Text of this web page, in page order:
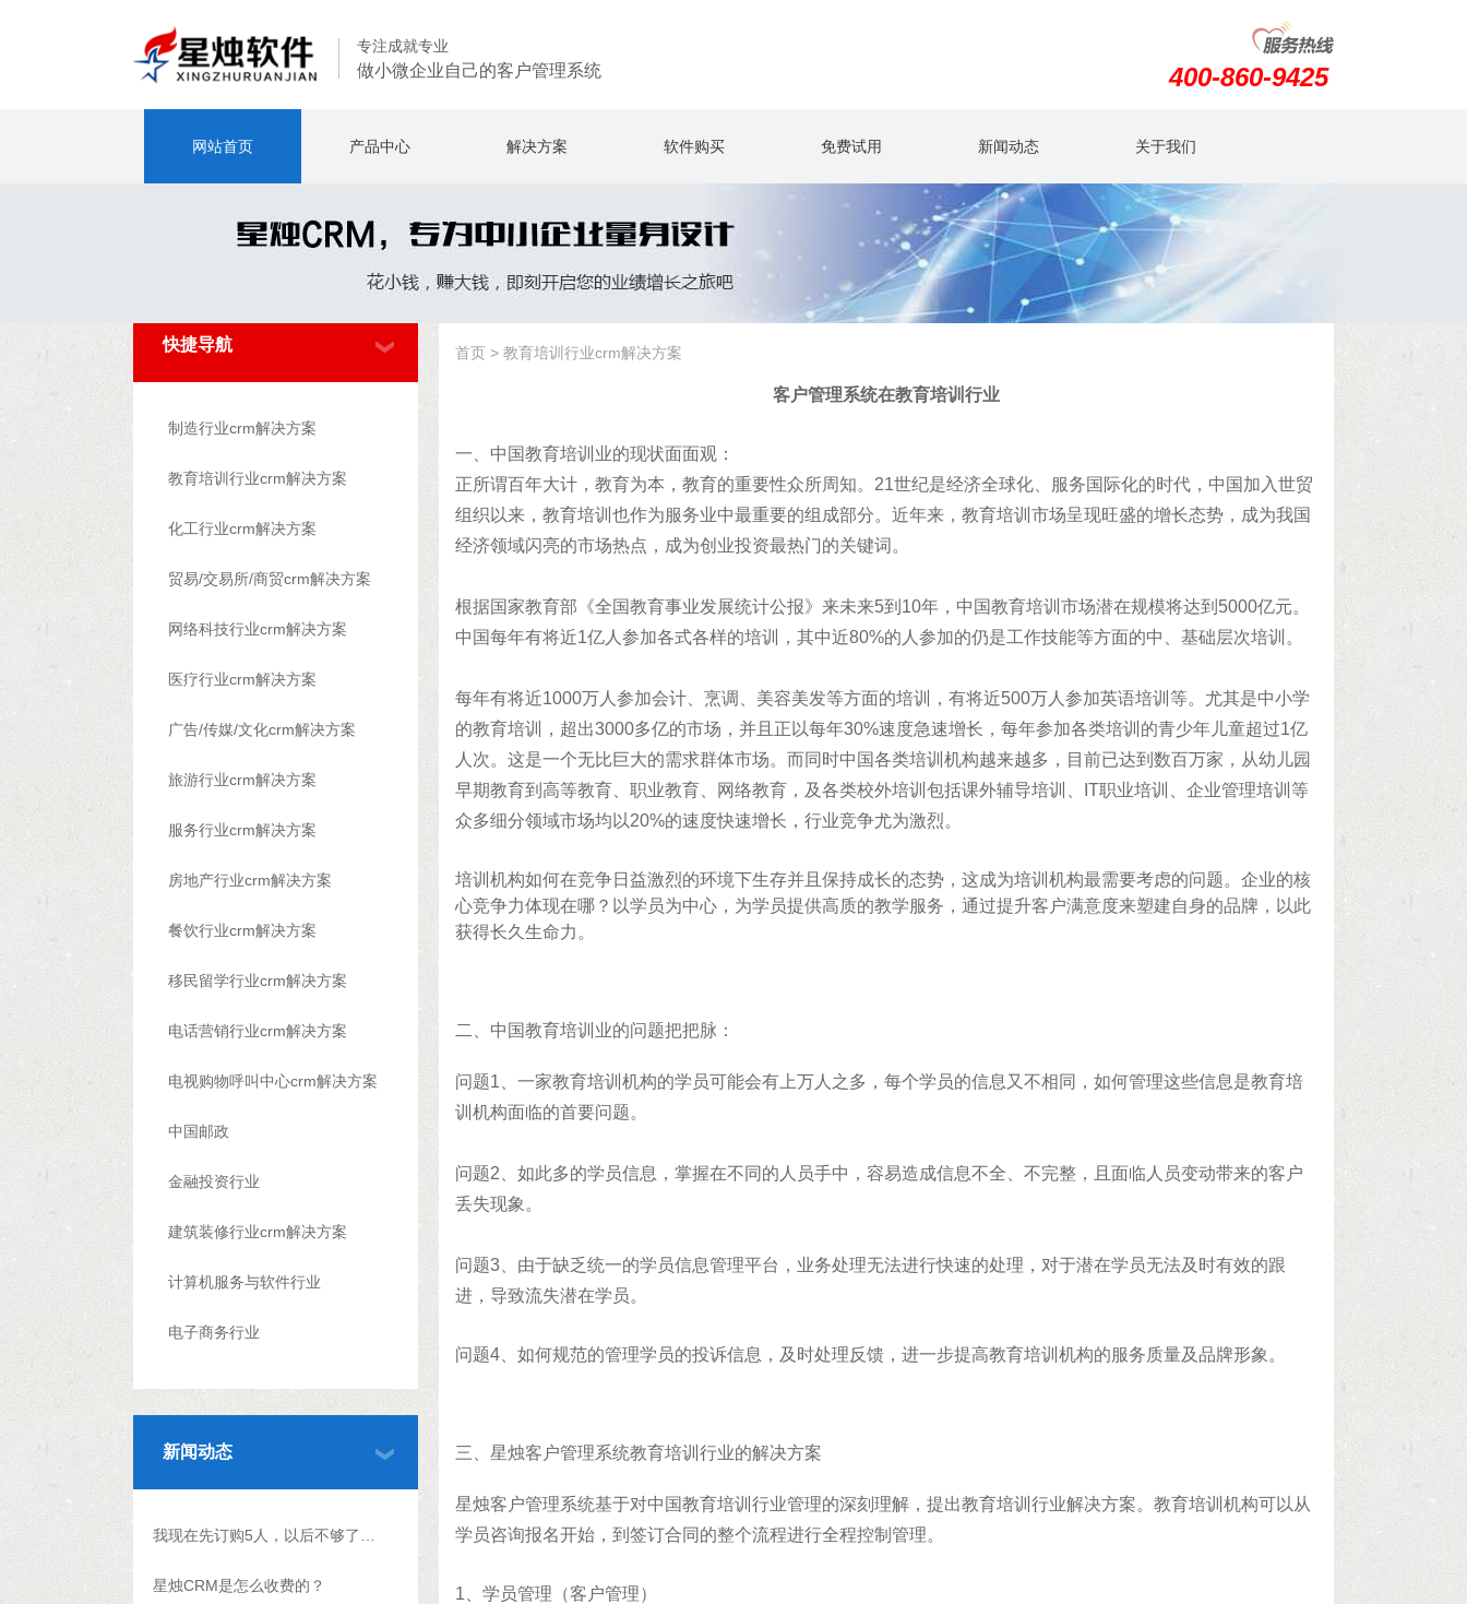
专注成就专业
做小微企业自己的客户管理系统 400-860-9425
网站首页 产品中心 解决方案 软件购买 免费试用 新闻动态 关于我们
快捷导航
制造行业crm解决方案
教育培训行业crm解决方案
化工行业crm解决方案
贸易/交易所/商贸crm解决方案
网络科技行业crm解决方案
医疗行业crm解决方案
广告/传媒/文化crm解决方案
旅游行业crm解决方案
服务行业crm解决方案
房地产行业crm解决方案
餐饮行业crm解决方案
移民留学行业crm解决方案
电话营销行业crm解决方案
电视购物呼叫中心crm解决方案
中国邮政
金融投资行业
建筑装修行业crm解决方案
计算机服务与软件行业
电子商务行业
新闻动态
星烛CRM是怎么收费的？
首页 > 教育培训行业crm解决方案
客户管理系统在教育培训行业
一、中国教育培训业的现状面面观：
正所谓百年大计，教育为本，教育的重要性众所周知。21世纪是经济全球化、服务国际化的时代，中国加入世贸
组织以来，教育培训也作为服务业中最重要的组成部分。近年来，教育培训市场呈现旺盛的增长态势，成为我国
经济领域闪亮的市场热点，成为创业投资最热门的关键词。
根据国家教育部《全国教育事业发展统计公报》来未来5到10年，中国教育培训市场潜在规模将达到5000亿元。
中国每年有将近1亿人参加各式各样的培训，其中近80%的人参加的仍是工作技能等方面的中、基础层次培训。
每年有将近1000万人参加会计、烹调、美容美发等方面的培训，有将近500万人参加英语培训等。尤其是中小学
的教育培训，超出3000多亿的市场，并且正以每年30%速度急速增长，每年参加各类培训的青少年儿童超过1亿
人次。这是一个无比巨大的需求群体市场。而同时中国各类培训机构越来越多，目前已达到数百万家，从幼儿园
早期教育到高等教育、职业教育、网络教育，及各类校外培训包括课外辅导培训、IT职业培训、企业管理培训等
众多细分领域市场均以20%的速度快速增长，行业竞争尤为激烈。
培训机构如何在竞争日益激烈的环境下生存并且保持成长的态势，这成为培训机构最需要考虑的问题。企业的核
心竞争力体现在哪？以学员为中心，为学员提供高质的教学服务，通过提升客户满意度来塑建自身的品牌，以此
获得长久生命力。
二、中国教育培训业的问题把把脉：
问题1、一家教育培训机构的学员可能会有上万人之多，每个学员的信息又不相同，如何管理这些信息是教育培
训机构面临的首要问题。
问题2、如此多的学员信息，掌握在不同的人员手中，容易造成信息不全、不完整，且面临人员变动带来的客户
丢失现象。
问题3、由于缺乏统一的学员信息管理平台，业务处理无法进行快速的处理，对于潜在学员无法及时有效的跟
进，导致流失潜在学员。
问题4、如何规范的管理学员的投诉信息，及时处理反馈，进一步提高教育培训机构的服务质量及品牌形象。
三、星烛客户管理系统教育培训行业的解决方案
星烛客户管理系统基于对中国教育培训行业管理的深刻理解，提出教育培训行业解决方案。教育培训机构可以从
学员咨询报名开始，到签订合同的整个流程进行全程控制管理。
1、学员管理（客户管理）